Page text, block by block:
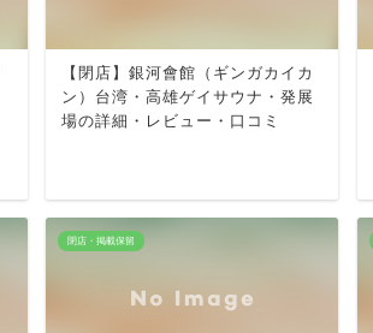
【閉店】銀河會館（ギンガカイカ
ン）台湾・高雄ゲイサウナ・発展
場の詳細・レビュー・口コミ
閉店・掲載保留